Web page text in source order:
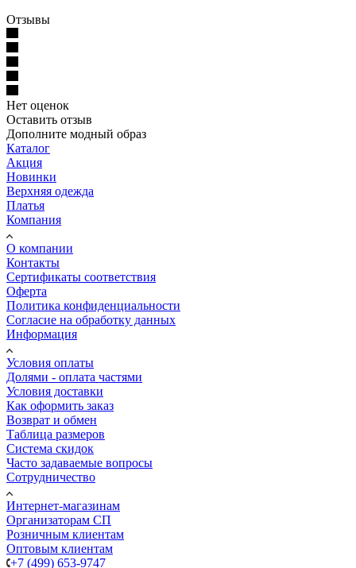
Отзывы
Нет оценок
Оставить отзыв
Дополните модный образ
Каталог
Акция
Новинки
Верхняя одежда
Платья
Компания
О компании
Контакты
Сертификаты соответствия
Оферта
Политика конфиденциальности
Согласие на обработку данных
Информация
Условия оплаты
Долями - оплата частями
Условия доставки
Как оформить заказ
Возврат и обмен
Таблица размеров
Система скидок
Часто задаваемые вопросы
Сотрудничество
Интернет-магазинам
Организаторам СП
Розничным клиентам
Оптовым клиентам
+7 (499) 653-9747